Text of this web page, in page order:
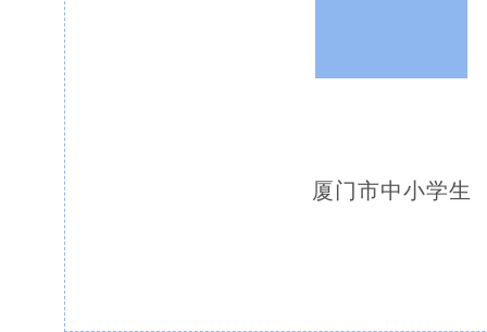
厦门市中小学生